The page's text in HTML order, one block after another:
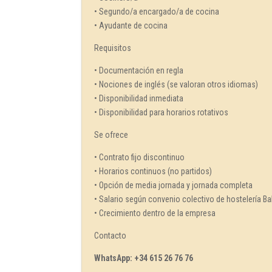
• Segundo/a encargado/a de cocina
• Ayudante de cocina
Requisitos
• Documentación en regla
• Nociones de inglés (se valoran otros idiomas)
• Disponibilidad inmediata
• Disponibilidad para horarios rotativos
Se ofrece
• Contrato fijo discontinuo
• Horarios continuos (no partidos)
• Opción de media jornada y jornada completa
• Salario según convenio colectivo de hostelería
• Crecimiento dentro de la empresa
Contacto
WhatsApp: +34 615 26 76 76